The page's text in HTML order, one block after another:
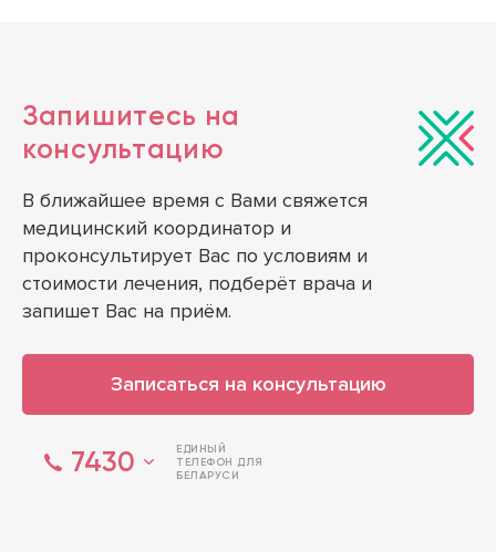
Запишитесь на
консультацию
В ближайшее время с Вами свяжется
медицинский координатор и
проконсультирует Вас по условиям и
стоимости лечения, подберёт врача и
запишет Вас на приём.
Записаться на консультацию
ЕДИНЫЙ
ТЕЛЕФОН ДЛЯ
БЕЛАРУСИ
7430